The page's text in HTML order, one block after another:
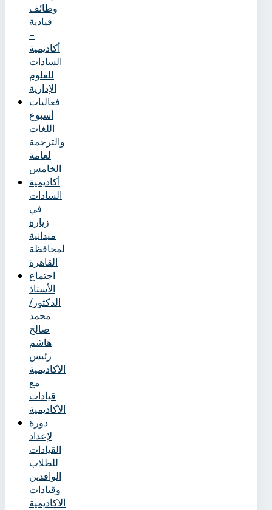
وظائف
قيادية
–
أكاديمية
السادات
للعلوم
الإدارية
فعاليات
أسبوع
اللغات
والترجمة
لعامة
الخامس
أكاديمية
السادات
في
زيارة
ميدانية
لمحافظة
القاهرة
اجتماع
الأستاذ
الدكتور/
محمد
صالح
هاشم
رئيس
الأكاديمية
مع
قيادات
الأكاديمية
دورة
لإعداد
القيادات
للطلاب
الوافدين
وقيادات
الاكاديمية